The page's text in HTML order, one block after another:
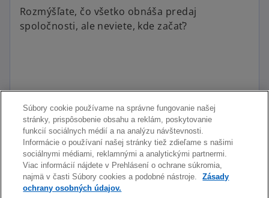
Rozmýšľate, čo všetko obnáša predaj
spoločnosti, ale neviete, kde začať?
Prečítať viac
Súbory cookie používame na správne fungovanie našej
stránky, prispôsobenie obsahu a reklám, poskytovanie
funkcií sociálnych médií a na analýzu návštevnosti.
Informácie o používaní našej stránky tiež zdieľame s našimi
sociálnymi médiami, reklamnými a analytickými partnermi.
Viac informácií nájdete v Prehlásení o ochrane súkromia,
najmä v časti Súbory cookies a podobné nástroje.
Zásady
ochrany osobných údajov.